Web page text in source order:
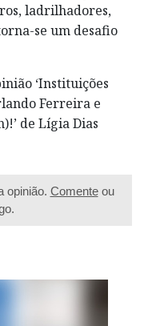
ladrilhadores,
se um desafio
‘Instituições
Ferreira e
de Lígia Dias
opinião. Comenteou